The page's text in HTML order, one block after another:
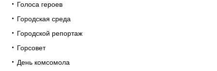
Голоса героев
Городская среда
Городской репортаж
Горсовет
День комсомола